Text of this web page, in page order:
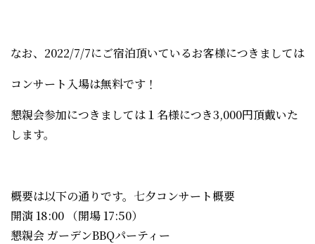
なお、2022/7/7にご宿泊頂いているお客様につきましては
コンサート入場は無料です！
懇親会参加につきましては１名様につき3,000円頂戴いた
します。
概要は以下の通りです。七夕コンサート概要
開演 18:00 （開場 17:50）
懇親会 ガーデンBBQパーティー